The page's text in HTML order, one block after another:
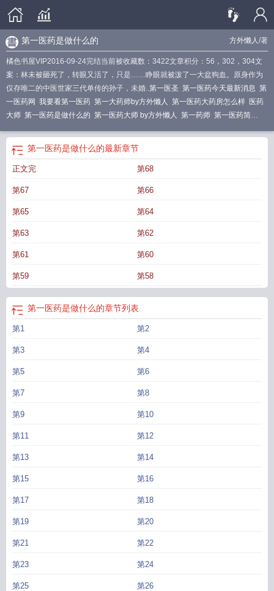
方外懒人/著
第一医药是做什么的
橘色书屋VIP2016-09-24完结当前被收藏数：3422文章积分：56，302，304文
案：林未被砸死了，转眼又活了，只是……睁眼就被泼了一大盆狗血。原身作为
仅存唯二的中医世家三代单传的孙子，未婚..第一医圣 第一医药今天最新消息 第
一医药网 我要看第一医药 第一大药师by方外懒人 第一医药大药房怎么样 医药
大师 第一医药是做什么的 第一医药大师 by方外懒人 第一药师 第一医药简
药老板 第一医药高层最新消息 第一医药网官方旗舰店
医药商店官网
费阅读我想看第一医药 第一医药大药房旗舰店
师男主是谁
第一医仙(原第一暴医)
一医药最新消息
第一医药是机会还是陷阱第一医药股份有限公司官网
第一医药是做什么的最新章节
正文完 第68
第67 第66
第65 第64
第63 第62
第61 第60
第59 第58
第一医药是做什么的章节列表
第1 第2
第3 第4
第5 第6
第7 第8
第9 第10
第11 第12
第13 第14
第15 第16
第17 第18
第19 第20
第21 第22
第23 第24
第25 第26